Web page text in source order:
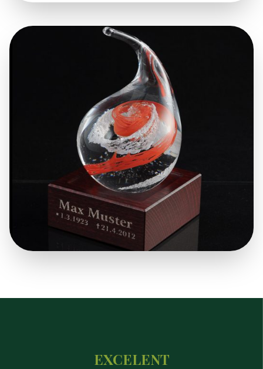
Důstojné rozloučení
EXCELENT